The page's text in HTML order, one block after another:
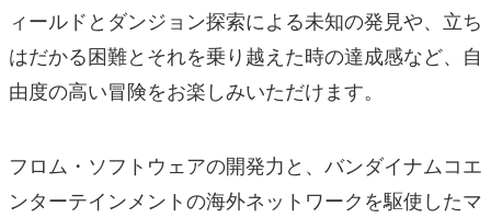
ィールドとダンジョン探索による未知の発見や、立ち
はだかる困難とそれを乗り越えた時の達成感など、自
由度の高い冒険をお楽しみいただけます。
フロム・ソフトウェアの開発力と、バンダイナムコエ
ンターテインメントの海外ネットワークを駆使したマ